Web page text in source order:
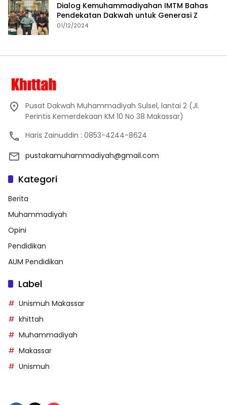
Dialog Kemuhammadiyahan IMTM Bahas
Pendekatan Dakwah untuk Generasi Z
01/12/2024
Pusat Dakwah Muhammadiyah Sulsel, lantai 2 (Jl.
Perintis Kemerdekaan KM 10 No 38 Makassar)
Haris Zainuddin : 0853-4244-8624
pustakamuhammadiyah@gmail.com
Kategori
Berita
Muhammadiyah
Opini
Pendidikan
AUM Pendidikan
Label
Unismuh Makassar
khittah
Muhammadiyah
Makassar
Unismuh